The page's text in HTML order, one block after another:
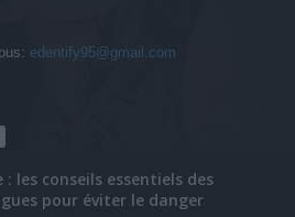
edentify95@gmail.com
: les conseils essentiels des
pour éviter le danger